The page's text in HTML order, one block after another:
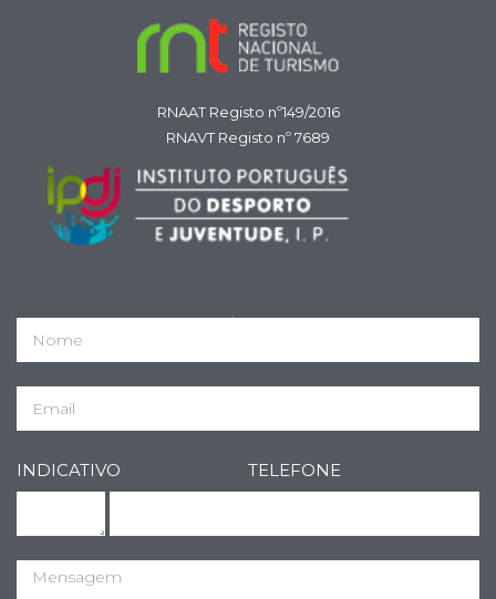
RNAAT Registo nº149/2016
RNAVT Registo nº 7689
INDICATIVO TELEFONE